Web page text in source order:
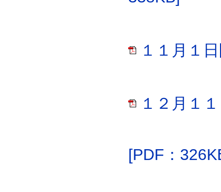
１１月１
１２月１
[PDF：